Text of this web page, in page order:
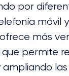
por
móvil
más
permite